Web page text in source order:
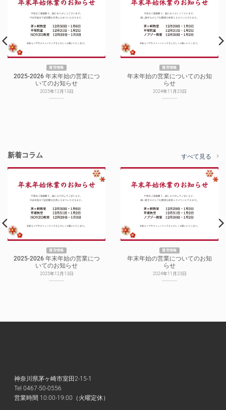
運営情報
2025-2026 年末年始の営業につ
いてのお知らせ
2025年12月13日
運営情報
年末年始の営業についてのお知
らせ
2024年11月23日
新着コラム すべて見る
運営情報
2025-2026 年末年始の営業につ
いてのお知らせ
2025年12月13日
運営情報
年末年始の営業についてのお知
らせ
2024年11月23日
神奈川県茅ヶ崎市室田2-15-1
Tel 0467-50-0556
営業時間 10:00-19:00（火曜定休）